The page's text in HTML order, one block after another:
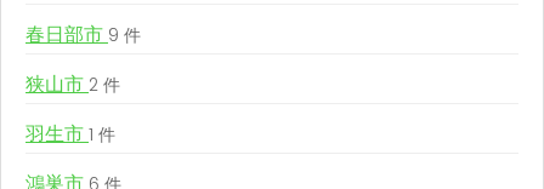
春日部市 9 件
狭山市 2 件
羽生市 1 件
6 件